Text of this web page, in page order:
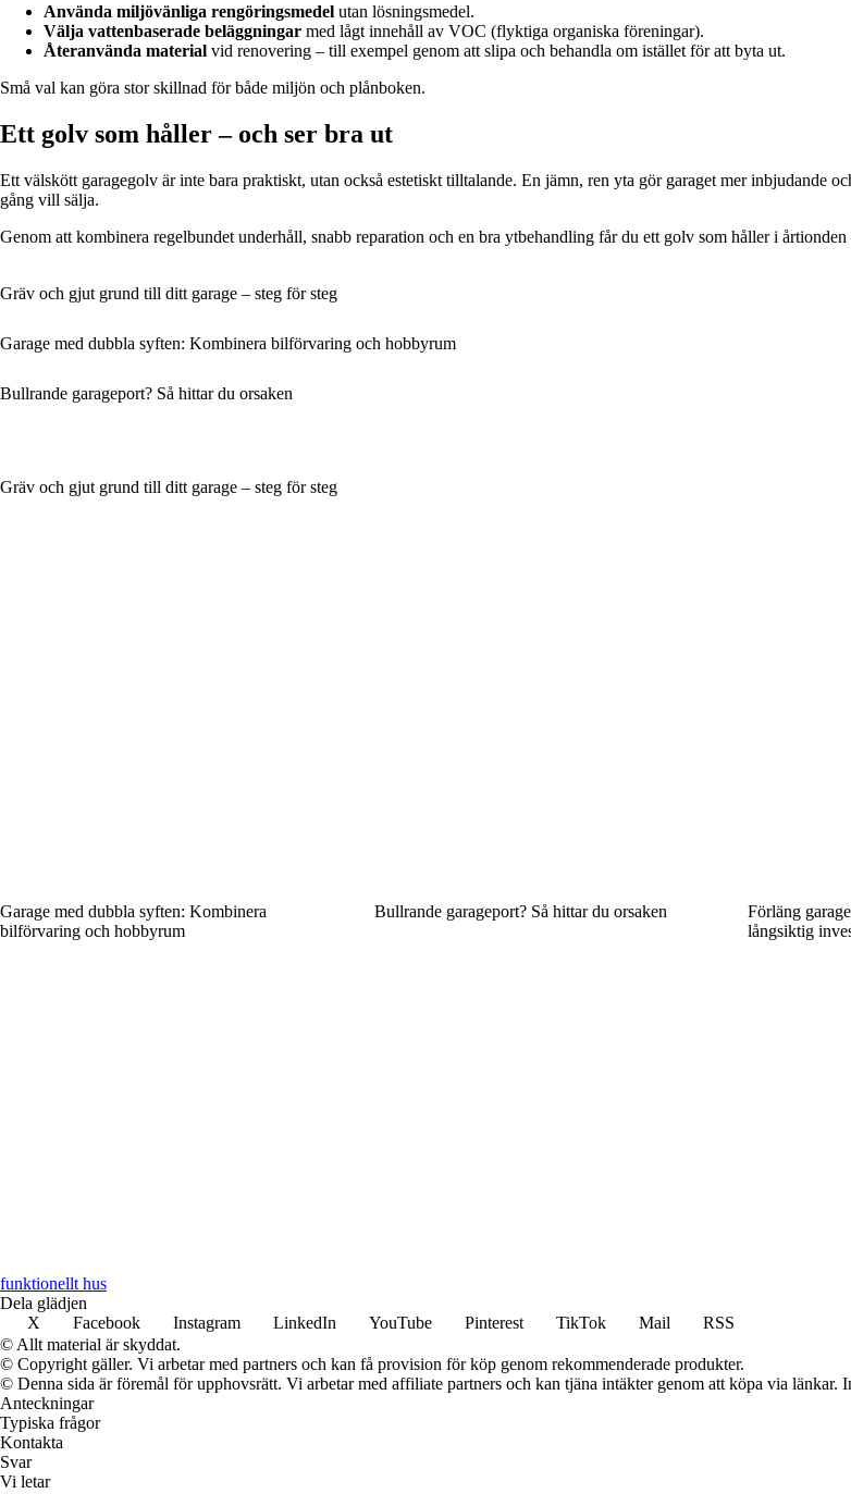
Använda miljövänliga rengöringsmedel utan lösningsmedel.
Välja vattenbaserade beläggningar med lågt innehåll av VOC (flyktiga organiska föreningar).
Återanvända material vid renovering – till exempel genom att slipa och behandla om istället för att byta ut.
Små val kan göra stor skillnad för både miljön och plånboken.
Ett golv som håller – och ser bra ut
Ett välskött garagegolv är inte bara praktiskt, utan också estetiskt tilltalande. En jämn, ren yta gör garaget mer inbjudande
gång vill sälja.
Genom att kombinera regelbundet underhåll, snabb reparation och en bra ytbehandling får du ett golv som håller i
Gräv och gjut grund till ditt garage – steg för steg
Garage med dubbla syften: Kombinera bilförvaring och hobbyrum
Bullrande garageport? Så hittar du orsaken
Gräv och gjut grund till ditt garage – steg för steg
Garage med dubbla syften: Kombinera
bilförvaring och hobbyrum
Bullrande garageport? Så hittar du orsaken
Förläng
långsiktig
funktionellt hus
Dela glädjen
X
Facebook Instagram LinkedIn YouTube Pinterest TikTok Mail
RSS
© Allt material är skyddat.
© Copyright gäller. Vi arbetar med partners och kan få provision för köp genom rekommenderade produkter.
© Denna sida är föremål för upphovsrätt. Vi arbetar med affiliate partners och kan tjäna intäkter genom att köpa via länkar.
Anteckningar
Typiska frågor
Kontakta
Svar
Vi letar